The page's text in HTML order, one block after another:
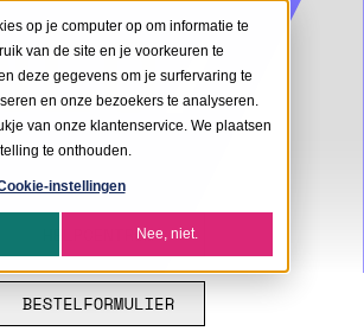
op je computer op om informatie te
van de site en je voorkeuren te
deze gegevens om je surfervaring te
en onze bezoekers te analyseren.
van onze klantenservice. We plaatsen
te onthouden.
instellingen
Nee, niet.